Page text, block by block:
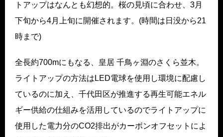
トアップはなんとも幻想的。桜の見頃に合わせ、3月
下旬から4月上旬に開催されます。(時間は日没から21
時まで)
全長約700mにもなる、皇居 千鳥ヶ淵のさくら並木。
ライトアップの方法はLED電球を使用し環境に配慮し
ているのに加え、千代田区が推進する再生可能エネル
ギー供給の仕組みを活用しているのでライトアップに
使用した電力分のCO2排出がカーボンオフセットによ